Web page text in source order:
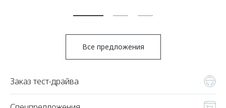
Все предложения
Заказ тест-драйва